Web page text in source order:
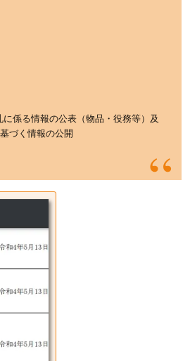
係る情報の公表（物品・役務等）及
づく情報の公開